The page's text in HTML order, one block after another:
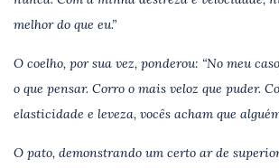
melhor do que eu.”
O coelho, por sua vez, ponderou: “No meu
o que pensar. Corro o mais veloz que puder.
elasticidade e leveza, vocês acham que
O pato, demonstrando um certo ar de